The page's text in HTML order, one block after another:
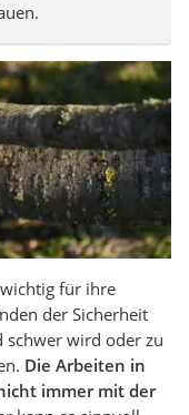
für ihre
der Sicherheit
schwer wird oder zu
Die Arbeiten in
immer mit der